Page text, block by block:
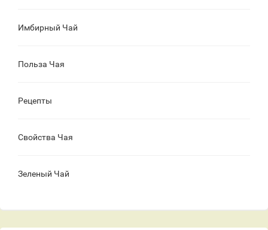
Имбирный Чай
Польза Чая
Рецепты
Свойства Чая
Зеленый Чай